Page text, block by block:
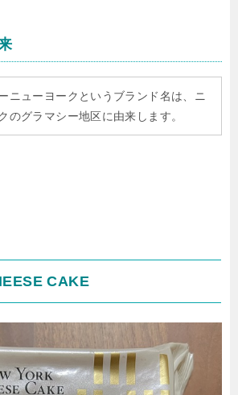
ニューヨークというブランド名は、ニ
のグラマシー地区に由来します。
CAKE